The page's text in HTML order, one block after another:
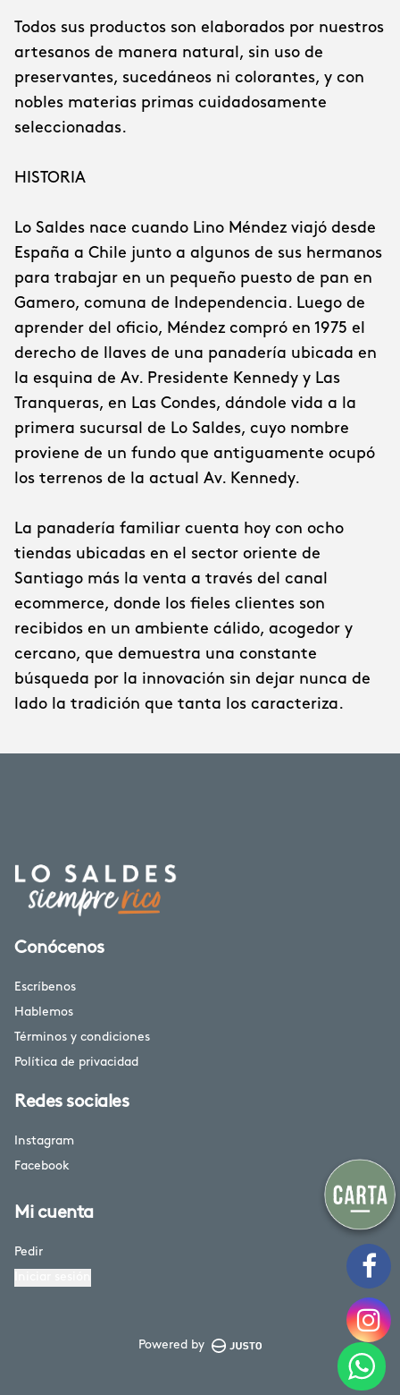
Todos sus productos son elaborados por nuestros
artesanos de manera natural, sin uso de
preservantes, sucedáneos ni colorantes, y con
nobles materias primas cuidadosamente
seleccionadas.
HISTORIA
Lo Saldes nace cuando Lino Méndez viajó desde
España a Chile junto a algunos de sus hermanos
para trabajar en un pequeño puesto de pan en
Gamero, comuna de Independencia. Luego de
aprender del oficio, Méndez compró en 1975 el
derecho de llaves de una panadería ubicada en
la esquina de Av. Presidente Kennedy y Las
Tranqueras, en Las Condes, dándole vida a la
primera sucursal de Lo Saldes, cuyo nombre
proviene de un fundo que antiguamente ocupó
los terrenos de la actual Av. Kennedy.
La panadería familiar cuenta hoy con ocho
tiendas ubicadas en el sector oriente de
Santiago más la venta a través del canal
ecommerce, donde los fieles clientes son
recibidos en un ambiente cálido, acogedor y
cercano, que demuestra una constante
búsqueda por la innovación sin dejar nunca de
lado la tradición que tanta los caracteriza.
Conócenos
Escríbenos
Hablemos
Términos y condiciones
Política de privacidad
Redes sociales
Instagram
Facebook
Mi cuenta
Pedir
Powered by